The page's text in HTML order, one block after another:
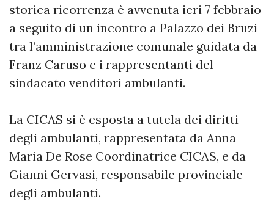
storica ricorrenza è avvenuta ieri 7 febbraio
a seguito di un incontro a Palazzo dei Bruzi
tra l’amministrazione comunale guidata da
Franz Caruso e i rappresentanti del
sindacato venditori ambulanti.
La CICAS si è esposta a tutela dei diritti
degli ambulanti, rappresentata da Anna
Maria De Rose Coordinatrice CICAS, e da
Gianni Gervasi, responsabile provinciale
degli ambulanti.